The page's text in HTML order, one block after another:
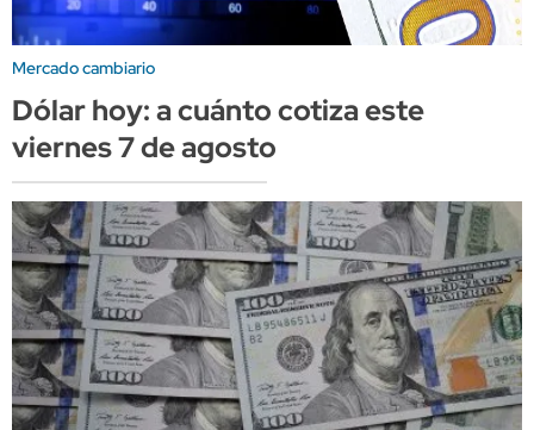
Mercado cambiario
Dólar hoy: a cuánto cotiza este
viernes 7 de agosto